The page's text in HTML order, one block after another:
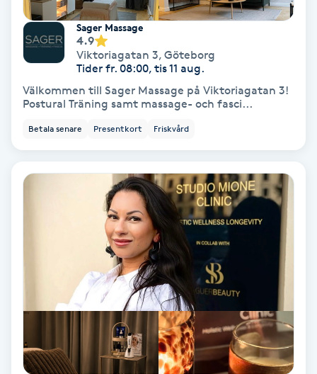
Mesoterapi
Microshading
Mixfransar
Nagelförlängning akryl
Nagelförlängning gelé
Nagelförlängning glasfiber
Nagelförlängning silke
Sager Massage
4.9
Viktoriagatan 3, Göteborg
Tider fr. 08:00, tis 11 aug.
Välkommen till Sager Massage på Viktoriagatan 3!
Postural Träning samt massage- och fasci...
Betala senare Presentkort Friskvård